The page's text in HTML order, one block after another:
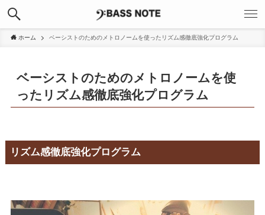
ホーム ベーシストのためのメトロノームを使ったリズム感徹底強化プログラム
ベーシストのためのメトロノームを使
ったリズム感徹底強化プログラム
リズム感徹底強化プログラム